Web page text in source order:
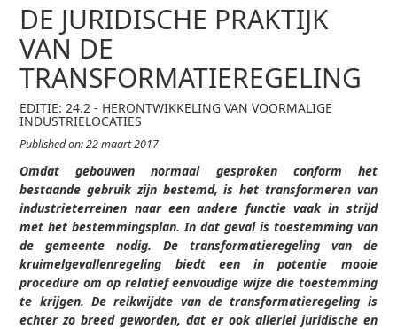
DE JURIDISCHE PRAKTIJK
VAN DE
TRANSFORMATIEREGELING
EDITIE: 24.2 - HERONTWIKKELING VAN VOORMALIGE
INDUSTRIELOCATIES
Published on: 22 maart 2017
Omdat gebouwen normaal gesproken conform het
bestaande gebruik zijn bestemd, is het transformeren van
industrieterreinen naar een andere functie vaak in strijd
met het bestemmingsplan. In dat geval is toestemming van
de gemeente nodig. De transformatieregeling van de
kruimelgevallenregeling biedt een in potentie mooie
procedure om op relatief eenvoudige wijze die toestemming
te krijgen. De reikwijdte van de transformatieregeling is
echter zo breed geworden, dat er ook allerlei juridische en